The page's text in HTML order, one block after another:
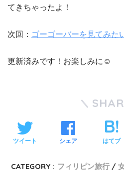
てきちゃったよ！
次回： ゴーゴーバーを見てみた
更新済みです！お楽しみに☺
ツイート シェア はてブ
CATEGORY : フィリピン旅行